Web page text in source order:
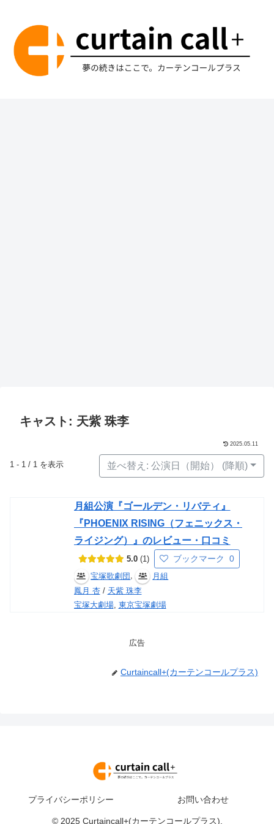
キャスト: 天紫 珠李
2025.05.11
1 - 1 / 1 を表示 並べ替え: 公演日（開始） (降順)
月組公演『ゴールデン・リバティ』
『PHOENIX RISING（フェニックス・
ライジング）』のレビュー・口コミ
5.0 1 ブックマーク 0
宝塚歌劇団 ,
月組
鳳月 杏/ 天紫 珠李
宝塚大劇場, 東京宝塚劇場
広告
Curtaincall+(カーテンコールプラス)
プライバシーポリシー お問い合わせ
© 2025 Curtaincall+(カーテンコールプラス).